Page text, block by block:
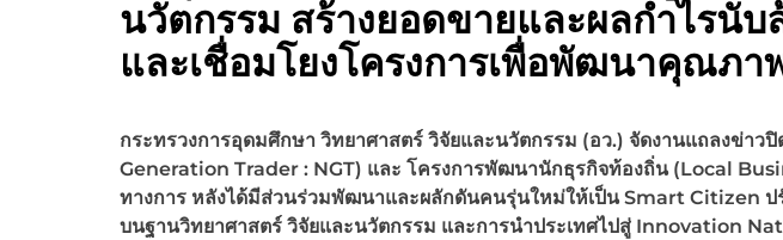
นวัตกรรม สร้างยอดขายและผลกำไรนับ
และเชื่อมโยงโครงการเพื่อพัฒนาคุณภา
กระทรวงการอุดมศึกษา วิทยาศาสตร์ วิจัยและนวัตกรรม (อว.) จัดงานแถลงข่าว
Generation Trader : NGT) และ โครงการพัฒนานักธุรกิจท้องถิ่น (Local
ทางการ หลังได้มีส่วนร่วมพัฒนาและผลักดันคนรุ่นใหม่ให้เป็น Smart Citizen ป
บนฐานวิทยาศาสตร์ วิจัยและนวัตกรรม และการนำประเทศไปสู่ Innovation